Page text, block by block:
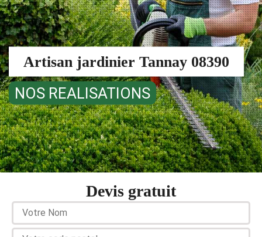
Artisan jardinier Tannay 08390
NOS REALISATIONS
Devis gratuit